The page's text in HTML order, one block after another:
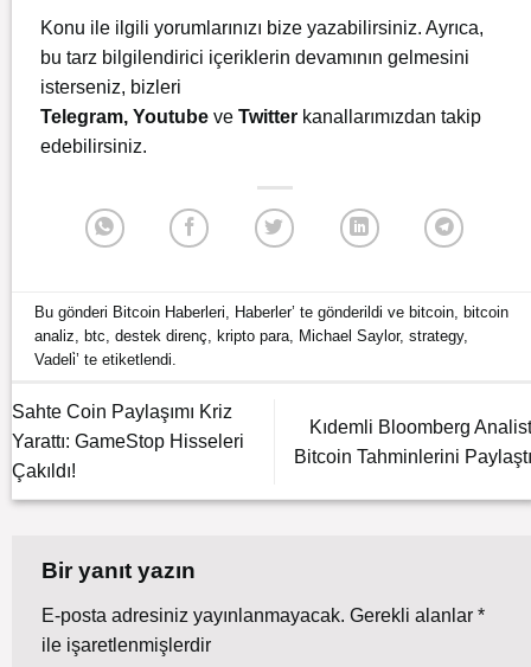
Konu ile ilgili yorumlarınızı bize yazabilirsiniz. Ayrıca,
bu tarz bilgilendirici içeriklerin devamının gelmesini
isterseniz, bizleri
Telegram, Youtube ve Twitter kanallarımızdan takip
edebilirsiniz.
Bu gönderi Bitcoin Haberleri Haberler’ te gönderildi vebitcoin ,bitcoin
analiz ,btc ,destek direnç ,kripto para Michael Saylor,strategy,
Vadeli̇’ te etiketlendi.
Sahte Coin Paylaşımı Kriz
Yarattı: GameStop Hisseleri
Çakıldı!
Kıdemli Bloomberg
Bitcoin Tahminlerini
Bir yanıt yazın
E-posta adresiniz yayınlanmayacak. Gerekli alanlar *
ile işaretlenmişlerdir